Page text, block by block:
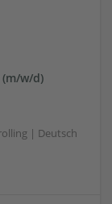
w/d)
| Deutsch